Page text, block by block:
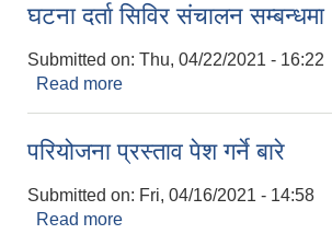
घटना दर्ता सिविर संचालन सम्बन्धमा
Submitted on: Thu, 04/22/2021 - 16:22
Read more
परियोजना प्रस्ताव पेश गर्ने बारे
Submitted on: Fri, 04/16/2021 - 14:58
Read more